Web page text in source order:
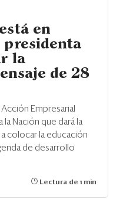
en
presidenta
la
de 28
Acción Empresarial
la Nación que dará la
colocar la educación
de desarrollo
Lectura de 1 min